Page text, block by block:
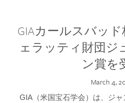
GIAカールスバッ
ェラッティ財団ジ
ン賞を
March 4,
GIA（米国宝石学会）は、ジ